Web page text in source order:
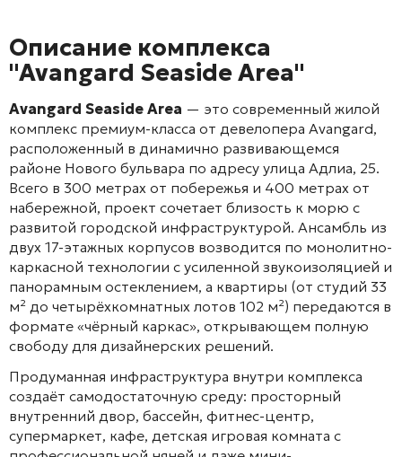
Описание комплекса
"Avangard Seaside Area"
Avangard Seaside Area — это современный жилой
комплекс премиум-класса от девелопера Avangard,
расположенный в динамично развивающемся
районе Нового бульвара по адресу улица Адлиа, 25.
Всего в 300 метрах от побережья и 400 метрах от
набережной, проект сочетает близость к морю с
развитой городской инфраструктурой. Ансамбль из
двух 17-этажных корпусов возводится по монолитно-
каркасной технологии с усиленной звукоизоляцией и
панорамным остеклением, а квартиры (от студий 33
м² до четырёхкомнатных лотов 102 м²) передаются в
формате «чёрный каркас», открывающем полную
свободу для дизайнерских решений.
Продуманная инфраструктура внутри комплекса
создаёт самодостаточную среду: просторный
внутренний двор, бассейн, фитнес-центр,
супермаркет, кафе, детская игровая комната с